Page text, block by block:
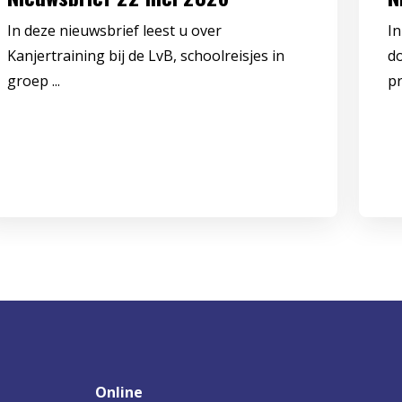
In deze nieuwsbrief leest u over
Kanjertraining bij de LvB, schoolreisjes in
groep ...
Online